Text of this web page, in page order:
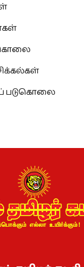
படுகொலை